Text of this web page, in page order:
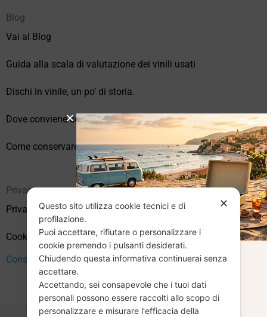
Blog
Vai al Blog
Guida alla scala di valutazione dei vinili usati
Dischi in vinile, un po’ di storia.
Dove conviene comprare vinili online?
Come conservare correttamente i vinili usati
Privacy
Privacy Policy
Cookie Policy (UE)
Consenso
✕
Questo sito utilizza cookie tecnici e di
profilazione.
Puoi accettare, rifiutare o personalizzare i
cookie premendo i pulsanti desiderati.
Chiudendo questa informativa continuerai senza
accettare.
Accettando, sei consapevole che i tuoi dati
personali possono essere raccolti allo scopo di
personalizzare e misurare l'efficacia della
CHIUSURA
ESTIVA